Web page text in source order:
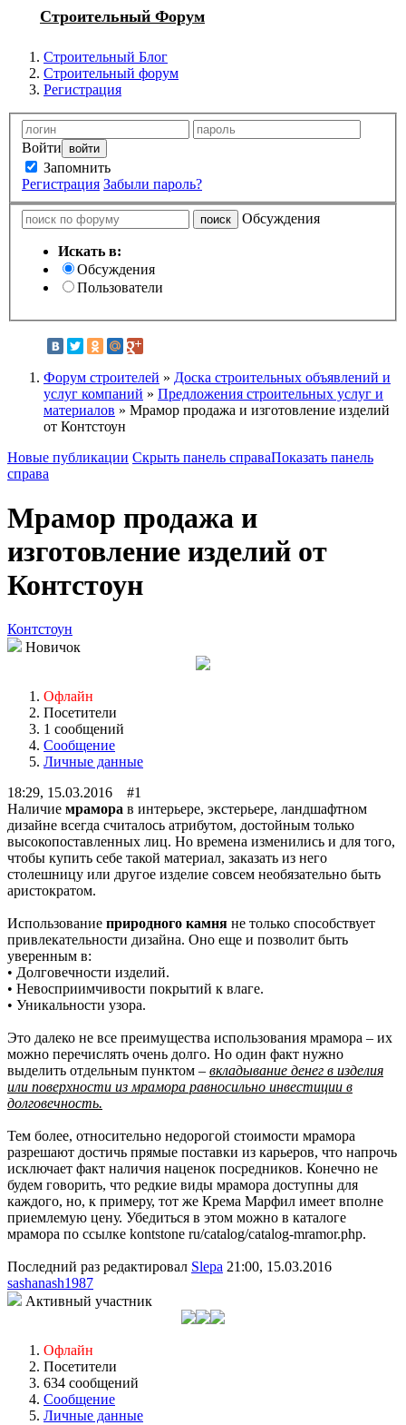
Строительный Форум
Строительный Блог
Строительный форум
Регистрация
Войти
Запомнить
Регистрация Забыли пароль?
Обсуждения
Искать в:
Обсуждения
Пользователи
Форум строителей » Доска строительных объявлений и
услуг компаний » Предложения строительных услуг и
материалов » Мрамор продажа и изготовление изделий
от Контстоун
Новые публикации Скрыть панель справаПоказать панель
справа
Мрамор продажа и
изготовление изделий от
Контстоун
Контстоун
Новичок
Офлайн
Посетители
1 сообщений
Сообщение
Личные данные
18:29, 15.03.2016 #1
Наличие мрамора в интерьере, экстерьере, ландшафтном
дизайне всегда считалось атрибутом, достойным только
высокопоставленных лиц. Но времена изменились и для того,
чтобы купить себе такой материал, заказать из него
столешницу или другое изделие совсем необязательно быть
аристократом.
Использование природного камня не только способствует
привлекательности дизайна. Оно еще и позволит быть
уверенным в:
• Долговечности изделий.
• Невосприимчивости покрытий к влаге.
• Уникальности узора.
Это далеко не все преимущества использования мрамора – их
можно перечислять очень долго. Но один факт нужно
выделить отдельным пунктом – вкладывание денег в изделия
или поверхности из мрамора равносильно инвестиции в
долговечность.
Тем более, относительно недорогой стоимости мрамора
разрешают достичь прямые поставки из карьеров, что напрочь
исключает факт наличия наценок посредников. Конечно не
будем говорить, что редкие виды мрамора доступны для
каждого, но, к примеру, тот же Крема Марфил имеет вполне
приемлемую цену. Убедиться в этом можно в каталоге
мрамора по ссылке kontstone ru/catalog/catalog-mramor.php.
Последний раз редактировал Slepa 21:00, 15.03.2016
sashanash1987
Активный участник
Офлайн
Посетители
634 сообщений
Сообщение
Личные данные